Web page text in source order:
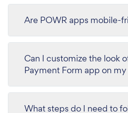
Are POWR apps mobile-
Can I customize the look
Payment Form app on
What steps do I need to